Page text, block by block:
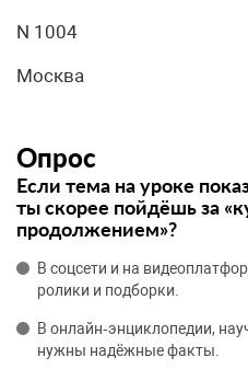
N 1004
Москва
Опрос
Если тема на уроке
ты скорее пойдёшь за
продолжением»?
В соцсети и на
ролики и подборки.
В онлайн‑энциклопедии,
нужны надёжные факты.